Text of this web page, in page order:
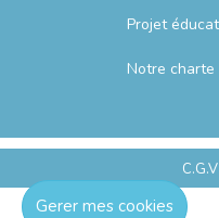
Projet
Notre charte
C.G.V
Gerer mes cookies